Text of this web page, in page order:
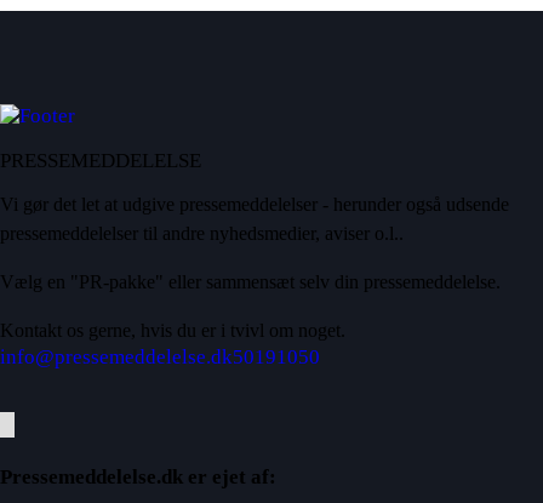
PRESSEMEDDELELSE
Vi gør det let at udgive pressemeddelelser - herunder også udsende
pressemeddelelser til andre nyhedsmedier, aviser o.l..
Vælg en "PR-pakke" eller sammensæt selv din pressemeddelelse.
Kontakt os gerne, hvis du er i tvivl om noget.
info@pressemeddelelse.dk50191050
Pressemeddelelse.dk er ejet af: